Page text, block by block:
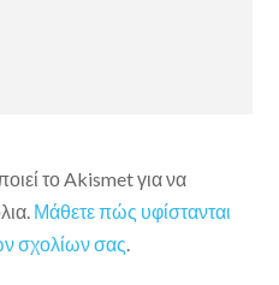
το Akismet για να
Μάθετε πώς υφίστανται
σχολίων σας.